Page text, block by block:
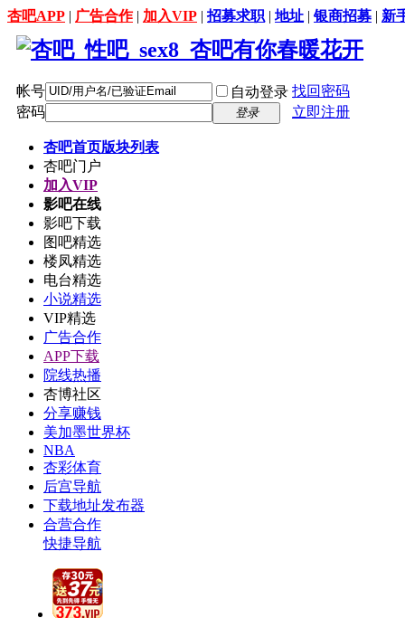
杏吧APP | 广告合作| 加入VIP | 招募求职 | 地址 |银商招募 | 新
帐号 自动登录 找回密码
密码
登录 立即注册
杏吧首页版块列表
杏吧门户
加入VIP
影吧在线
影吧下载
图吧精选
楼凤精选
电台精选
小说精选
VIP精选
广告合作
APP下载
院线热播
杏博社区
分享赚钱
美加墨世界杯
NBA
杏彩体育
后宫导航
下载地址发布器
合营合作
快捷导航